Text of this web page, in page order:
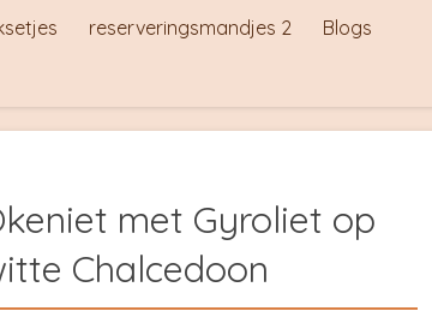
reserveringsmandjes 2
Blogs
met Gyroliet op
Chalcedoon